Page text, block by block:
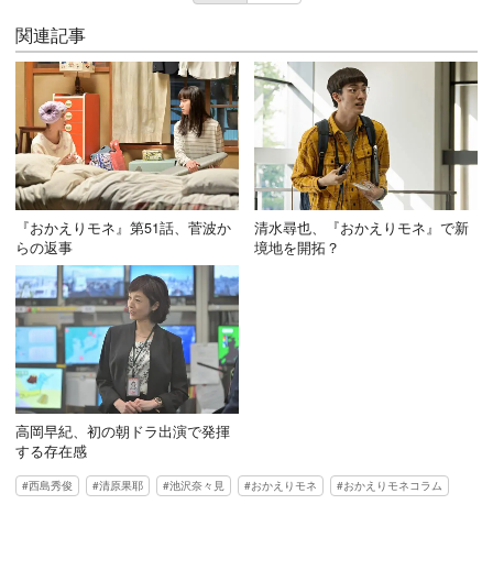
関連記事
『おかえりモネ』第51話、菅波か
らの返事
清水尋也、『おかえりモネ』で新
境地を開拓？
高岡早紀、初の朝ドラ出演で発揮
する存在感
西島秀俊 清原果耶 池沢奈々見 おかえりモネ おかえりモネコラム